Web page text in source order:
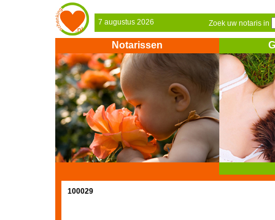
7 augustus 2026 Zoek uw notaris in
Notarissen
100029